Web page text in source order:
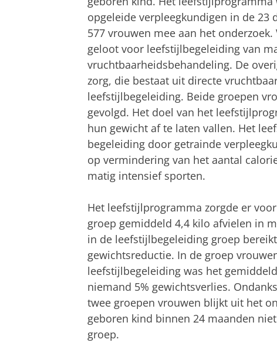
opgeleide verpleegkundigen in de 23
577 vrouwen mee aan het
geloot voor leefstijlbegeleiding van
vruchtbaarheidsbehandeling. De
zorg, die bestaat uit directe
leefstijlbegeleiding. Beide groepen
gevolgd. Het doel van het
hun gewicht af te laten vallen. Het
begeleiding door getrainde
op vermindering van het aantal
matig intensief sporten.
Het leefstijlprogramma zorgde er
groep gemiddeld 4,4 kilo afvielen in
in de leefstijlbegeleiding groep
gewichtsreductie. In de groep
leefstijlbegeleiding was het
niemand 5% gewichtsverlies.
twee groepen vrouwen blijkt uit het
geboren kind binnen 24 maanden
groep.